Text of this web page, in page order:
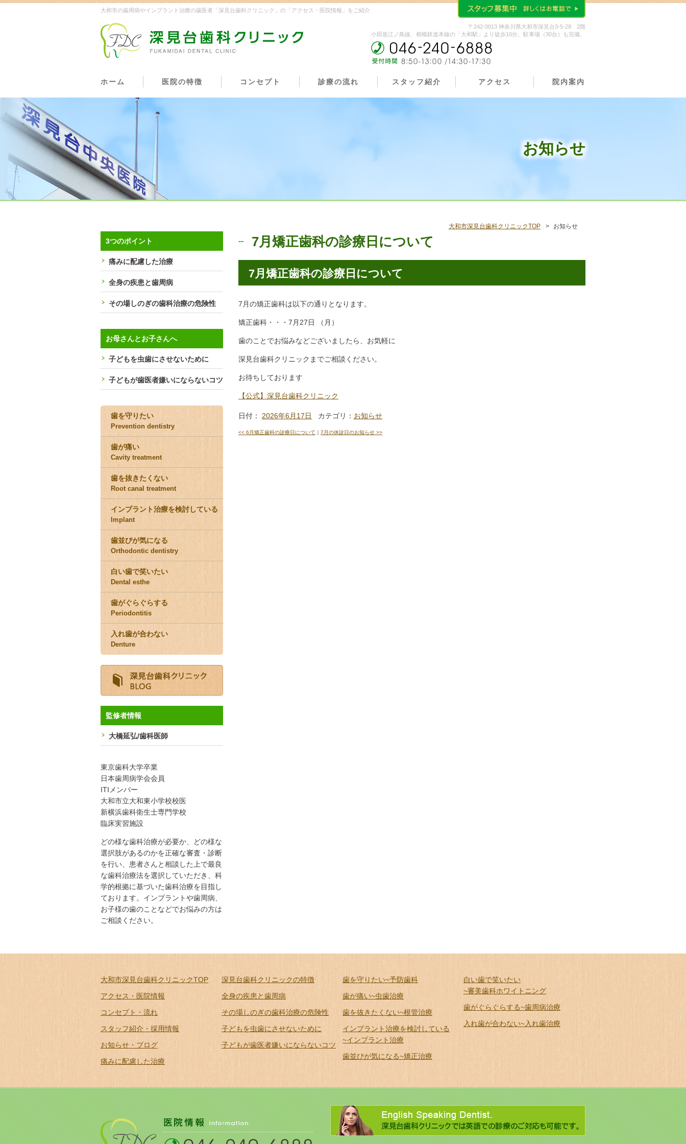
大和市の歯周病やインプラント治療の歯医者「深見台歯科クリニック」の「アクセス・医院情報」をご紹介
〒242-0013 神奈川県大和市深見台3-5-28 2階
小田急江ノ島線、相模鉄道本線の「大和駅」より徒歩10分。駐車場（30台）も完備。
ホーム 医院の特徴 コンセプト 診療の流れ スタッフ紹介 アクセス 院内案内
お知らせ
大和市深見台歯科クリニックTOP お知らせ
7月矯正歯科の診療日について
7月矯正歯科の診療日について
7月の矯正歯科は以下の通りとなります。
矯正歯科・・・7月27日 （月）
歯のことでお悩みなどございましたら、お気軽に
深見台歯科クリニックまでご相談ください。
お待ちしております
【公式】深見台歯科クリニック
日付： 2026年6月17日 カテゴリ： お知らせ
<< 6月矯正歯科の診療日について ｜ 7月の休診日のお知らせ >>
3つのポイント
痛みに配慮した治療
全身の疾患と歯周病
その場しのぎの歯科治療の危険性
お母さんとお子さんへ
子どもを虫歯にさせないために
子どもが歯医者嫌いにならないコツ
歯を守りたい
Prevention dentistry
歯が痛い
Cavity treatment
歯を抜きたくない
Root canal treatment
インプラント治療を検討している
Implant
歯並びが気になる
Orthodontic dentistry
白い歯で笑いたい
Dental esthe
歯がぐらぐらする
Periodontitis
入れ歯が合わない
Denture
監修者情報
大橋延弘/歯科医師
東京歯科大学卒業
日本歯周病学会会員
ITIメンバー
大和市立大和東小学校校医
新横浜歯科衛生士専門学校
臨床実習施設
どの様な歯科治療が必要か、どの様な
選択肢があるのかを正確な審査・診断
を行い、患者さんと相談した上で最良
な歯科治療法を選択していただき、科
学的根拠に基づいた歯科治療を目指し
ております。インプラントや歯周病、
お子様の歯のことなどでお悩みの方は
ご相談ください。
大和市深見台歯科クリニックTOP
アクセス・医院情報
コンセプト・流れ
スタッフ紹介・採用情報
お知らせ・ブログ
痛みに配慮した治療
深見台歯科クリニックの特徴
全身の疾患と歯周病
その場しのぎの歯科治療の危険性
子どもを虫歯にさせないために
子どもが歯医者嫌いにならないコツ
歯を守りたい~予防歯科
歯が痛い~虫歯治療
歯を抜きたくない~根管治療
インプラント治療を検討している
~インプラント治療
歯並びが気になる~矯正治療
白い歯で笑いたい
~審美歯科ホワイトニング
歯がぐらぐらする~歯周病治療
入れ歯が合わない~入れ歯治療